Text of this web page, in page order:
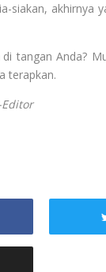
siakan, akhirnya
tangan Anda?
terapkan.